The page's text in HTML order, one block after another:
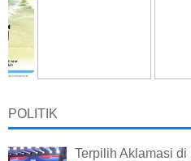
POLITIK
Terpilih Aklamasi di